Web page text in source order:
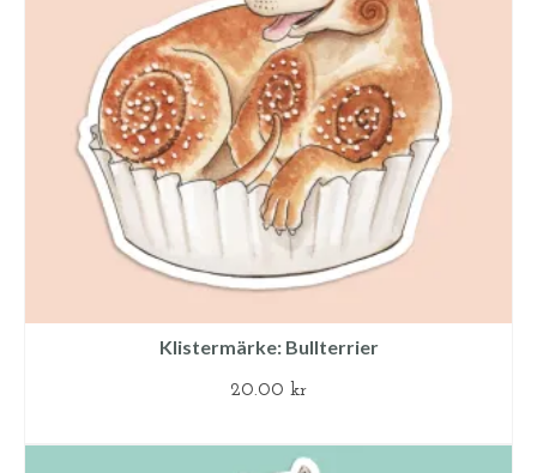
Klistermärke: Bullterrier
20.00 kr